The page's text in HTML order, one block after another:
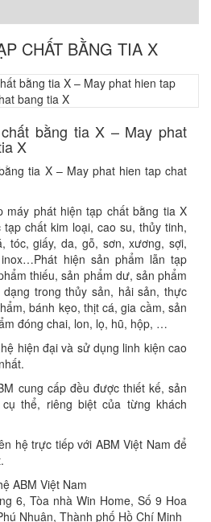
CHẤT BẰNG TIA X
bằng tia X – May phat
X
tia X – May phat hien tap chat
máy phát hiện tạp chất bằng tia X
chất kim loại, cao su, thủy tinh,
tóc, giấy, da, gỗ, sơn, xương, sợi,
hiện sản phẩm lẫn tạp
thiếu, sản phẩm dư, sản phẩm
trong thủy sản, hải sản, thực
bánh kẹo, thịt cá, gia cầm, sản
đóng chai, lon, lọ, hũ, hộp, …
hiện đại và sử dụng linh kiện cao
cung cấp đều được thiết kế, sản
thể, riêng biệt của từng khách
hệ trực tiếp với ABM Việt Nam để
ABM Việt Nam
6, Tòa nhà Win Home, Số 9 Hoa
Nhuận, Thành phố Hồ Chí Minh